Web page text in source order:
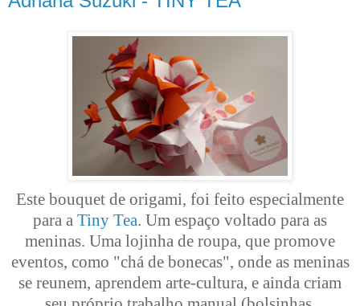
Este bouquet de origami, foi feito especialmente
para a Tiny Tea. Um espaço voltado para as
meninas. Uma lojinha de roupa, que promove
eventos, como "chá de bonecas", onde as meninas
se reunem, aprendem arte-cultura, e ainda criam